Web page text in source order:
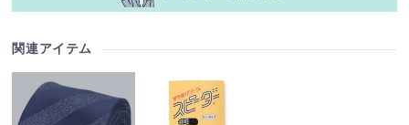
関連アイテム